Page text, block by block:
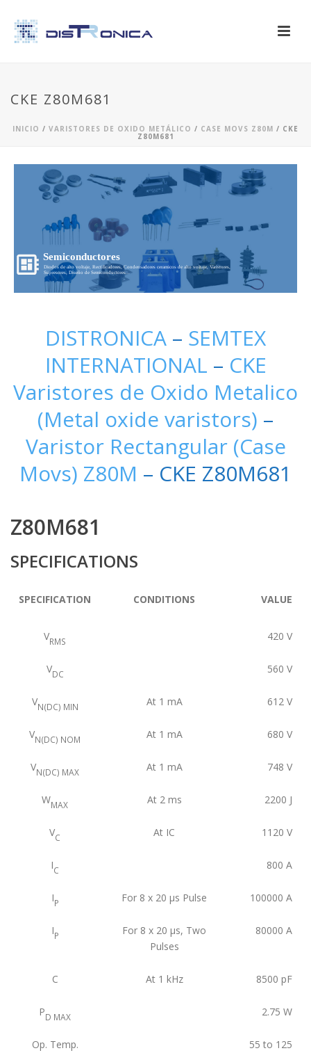
CKE Z80M681
INICIO / VARISTORES DE OXIDO METÁLICO / CASE MOVS Z80M / CKE
Z80M681
Semiconductores
Diodos de alto voltaje, Rectificadores, Condensadores ceramicos de alto voltaje, Varistores,
Supresores, Diseño de Semiconductores...
DISTRONICA – SEMTEX
INTERNATIONAL – CKE
Varistores de Oxido Metalico
(Metal oxide varistors) –
Varistor Rectangular (Case
Movs) Z80M – CKE Z80M681
Z80M681
SPECIFICATIONS
SPECIFICATION CONDITIONS VALUE
VRMS 420 V
VDC 560 V
VN(DC) MIN At 1 mA 612 V
VN(DC) NOM At 1 mA 680 V
VN(DC) MAX At 1 mA 748 V
WMAX At 2 ms 2200 J
VC At IC 1120 V
IC 800 A
IP For 8 x 20 μs Pulse 100000 A
IP
For 8 x 20 μs, Two
Pulses
80000 A
C At 1 kHz 8500 pF
PD MAX 2.75 W
Op. Temp.
55 to 125